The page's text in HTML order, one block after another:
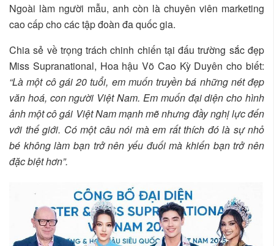
Ngoài làm người mẫu, anh còn là chuyên viên marketing
cao cấp cho các tập đoàn đa quốc gia.
Chia sẻ về trọng trách chinh chiến tại đấu trường sắc đẹp
Miss Supranational, Hoa hậu Võ Cao Kỳ Duyên cho biết:
“Là một cô gái 20 tuổi, em muốn truyền bá những nét đẹp
văn hoá, con người Việt Nam. Em muốn đại diện cho hình
ảnh một cô gái Việt Nam mạnh mẽ nhưng đầy nghị lực đến
với thế giới. Có một câu nói mà em rất thích đó là sự nhỏ
bé không làm bạn trở nên yếu đuối mà khiến bạn trở nên
đặc biệt hơn”.